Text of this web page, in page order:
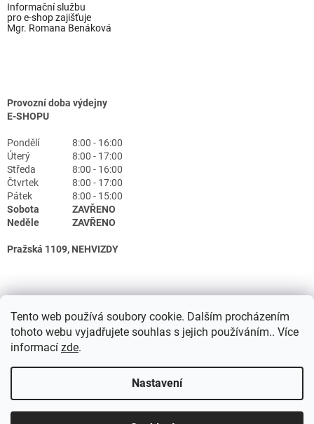
Tento web používá soubory cookie. Dalším procházením
tohoto webu vyjadřujete souhlas s jejich používáním.. Více
informací zde.
Nastavení
Informační službu
pro e-shop zajišťuje
Mgr. Romana Benáková
Provozní doba výdejny
E-SHOPU
Pondělí
8:00 - 16:00
Úterý
8:00 - 17:00
Středa
8:00 - 16:00
Čtvrtek
8:00 - 17:00
Pátek
8:00 - 15:00
Sobota
ZAVŘENO
Neděle
ZAVŘENO
Pražská 1109, NEHVIZDY
Vytvořil Shoptet